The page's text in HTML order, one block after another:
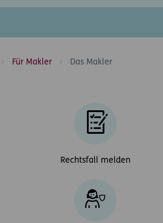
Für Makler Das Makler
Rechtsfall melden